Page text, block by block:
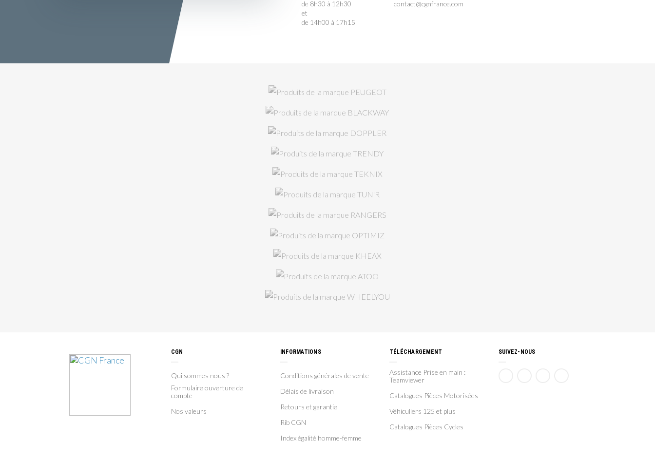
de 8h30 à 12h30
et
de 14h00 à 17h15
contact@cgnfrance.com
CGN
Qui sommes nous ?
Formulaire ouverture de
compte
Nos valeurs
INFORMATIONS
Conditions générales de vente
Délais de livraison
Retours et garantie
Rib CGN
Index égalité homme-femme
TÉLÉCHARGEMENT
Assistance Prise en main :
Teamviewer
Catalogues Pièces Motorisées
Véhiculiers 125 et plus
Catalogues Pièces Cycles
SUIVEZ-NOUS